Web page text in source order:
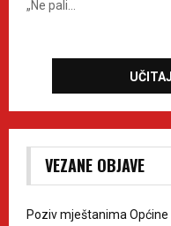
„Ne pali...
VEZANE OBJAVE
Poziv mještanima